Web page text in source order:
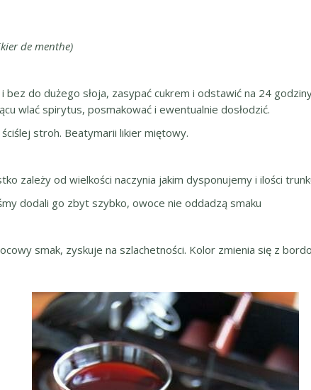
de menthe)
bez do dużego słoja, zasypać cukrem i odstawić na 24
wlać spirytus, posmakować i ewentualnie dosłodzić.
stroh. Beatymarii likier miętowy.
zależy od wielkości naczynia jakim dysponujemy i ilości
dodali go zbyt szybko, owoce nie oddadzą smaku
smak, zyskuje na szlachetności. Kolor zmienia się z